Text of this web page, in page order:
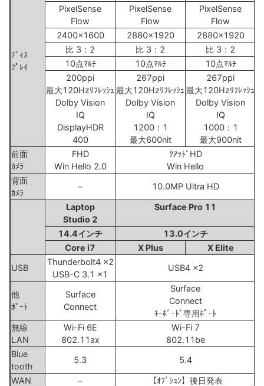
ﾃﾞｨｽ
ﾌﾟﾚｲ
PixelSense
Flow
PixelSense
Flow
PixelSense
Flow
2400x1600
2880x1920
2880x1920
比 3：2
比 3：2
比 3：2
10点ﾏﾙﾁ
10点ﾏﾙﾁ
10点ﾏﾙﾁ
200ppi
最大120Hzﾘﾌﾚｯｼｭ
Dolby Vision
IQ
DisplayHDR
400
267ppi
最大120Hzﾘﾌﾚｯｼｭ
Dolby Vision
IQ
1200：1
最大600nit
267ppi
最大120Hzﾘﾌﾚｯｼｭ
Dolby Vision
IQ
1000：1
最大900nit
前面
ｶﾒﾗ
FHD
Win Hello 2.0
ｸｱｯﾄﾞHD
Win Hello
背面
ｶﾒﾗ
－ 10.0MP Ultra HD
Laptop
Studio 2
Surface Pro 11
14.4インチ
13.0インチ
Core i7
X Plus
X Elite
USB
Thunderbolt4 x2
USB-C 3.1 x1
USB4 x2
他
ﾎﾟｰﾄ
Surface
Connect
Surface
Connect
ｷｰﾎﾞｰﾄﾞ専用ﾎﾟｰﾄ
無線
LAN
Wi-Fi 6E
802.11ax
Wi-Fi 7
802.11be
Blue
tooth
5.3 5.4
WAN －
【ｵﾌﾟｼｮﾝ】後日発表